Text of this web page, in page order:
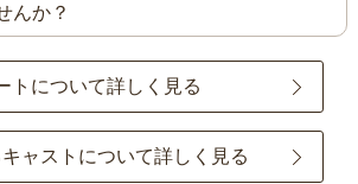
んか？
トについて詳しく見る
ャストについて詳しく見る